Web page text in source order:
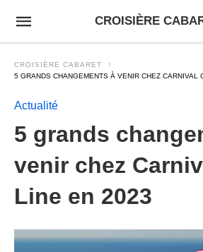
CROISIÈRE
CROISIÈRE CABARET
5 GRANDS CHANGEMENTS À VENIR CHEZ CARNIVAL
Actualité
5 grands
venir chez
Line en 2023